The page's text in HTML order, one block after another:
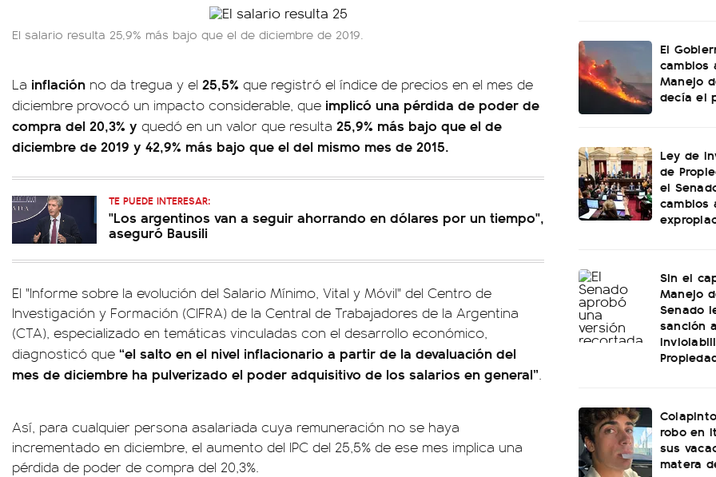
El salario resulta 25,9% más bajo que el de diciembre de 2019.
La inflación no da tregua y el 25,5% que registró el índice de precios en el mes de
diciembre provocó un impacto considerable, que implicó una pérdida de poder de
compra del 20,3% y quedó en un valor que resulta 25,9% más bajo que el de
diciembre de 2019 y 42,9% más bajo que el del mismo mes de 2015.
TE PUEDE INTERESAR:
"Los argentinos van a seguir ahorrando en dólares por un tiempo",
aseguró Bausili
El "Informe sobre la evolución del Salario Mínimo, Vital y Móvil" del Centro de
Investigación y Formación (CIFRA) de la Central de Trabajadores de la Argentina
(CTA), especializado en temáticas vinculadas con el desarrollo económico,
diagnosticó que “el salto en el nivel inflacionario a partir de la devaluación del
mes de diciembre ha pulverizado el poder adquisitivo de los salarios en general”.
Así, para cualquier persona asalariada cuya remuneración no se haya
incrementado en diciembre, el aumento del IPC del 25,5% de ese mes implica una
pérdida de poder de compra del 20,3%.
El
cambios
Manejo
decía el
Ley de
de
el
cambios
Sin el
Manejo
Senado
sanción
robo en
sus
matera